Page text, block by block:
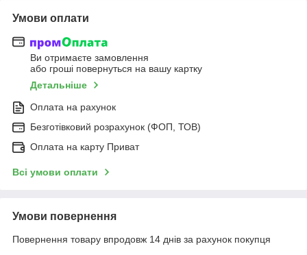
Умови оплати
Ви отримаєте замовлення
або гроші повернуться на вашу картку
Детальніше
Оплата на рахунок
Безготівковий розрахунок (ФОП, ТОВ)
Оплата на карту Приват
Всі умови оплати
Умови повернення
Повернення товару впродовж 14 днів за рахунок покупця